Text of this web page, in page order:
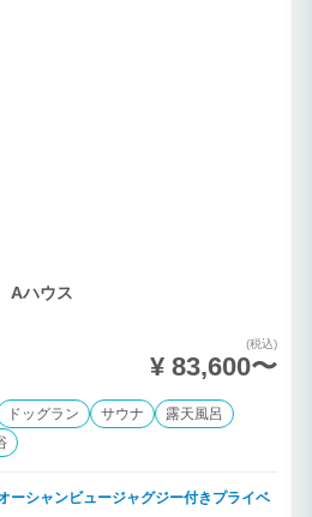
Aハウス
(税込)
¥ 83,600〜
ドッグラン サウナ
露天風呂
ーシャンビュージャグジー付きプライベ